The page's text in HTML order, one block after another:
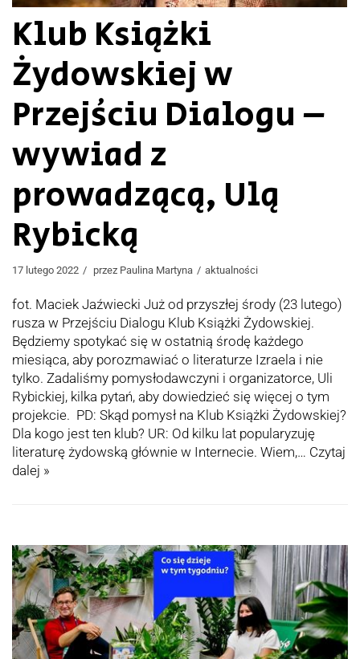
Klub Książki
Żydowskiej w
Przejściu Dialogu –
wywiad z
prowadzącą, Ulą
Rybicką
17 lutego 2022 przez Paulina Martyna aktualności
fot. Maciek Jaźwiecki Już od przyszłej środy (23 lutego)
rusza w Przejściu Dialogu Klub Książki Żydowskiej.
Będziemy spotykać się w ostatnią środę każdego
miesiąca, aby porozmawiać o literaturze Izraela i nie
tylko. Zadaliśmy pomysłodawczyni i organizatorce, Uli
Rybickiej, kilka pytań, aby dowiedzieć się więcej o tym
projekcie. PD: Skąd pomysł na Klub Książki Żydowskiej?
Dla kogo jest ten klub? UR: Od kilku lat popularyzuję
literaturę żydowską głównie w Internecie. Wiem,… Czytaj
dalej »